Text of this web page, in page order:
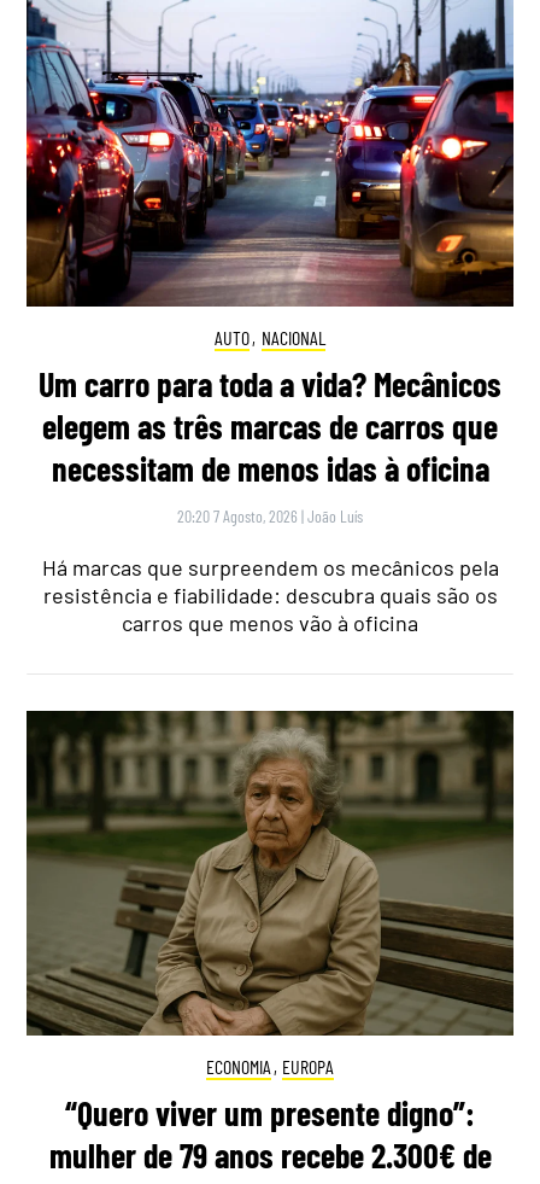
AUTO, NACIONAL
Um carro para toda a vida? Mecânicos
elegem as três marcas de carros que
necessitam de menos idas à oficina
20:20 7 Agosto, 2026 |João Luís
Há marcas que surpreendem os mecânicos pela
resistência e fiabilidade: descubra quais são os
carros que menos vão à oficina
ECONOMIA , EUROPA
“Quero viver um presente digno”:
mulher de 79 anos recebe 2.300€ de